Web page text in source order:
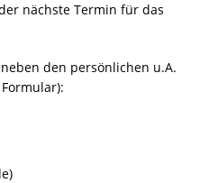
nächste Termin für das
den persönlichen u.A.